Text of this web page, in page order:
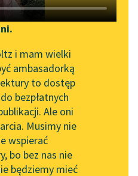
Zgłoś brak utworu
Narzędzia
Mapa Wolnych Lektur
Leśmianator
Przewodnik dla piszących i
czytających
i mam wielki
ambasadorką
to dostęp
bezpłatnych
Ale oni
Musimy nie
wspierać
bo bez nas nie
będziemy mieć
Lucy Maud Montgomery
Lekarze twierdzą, że
suchoty są zaraźliwe.
Zawsze wiedziałam, że
Ruby coś złapie, od
czasu jej...
Czytaj więcej